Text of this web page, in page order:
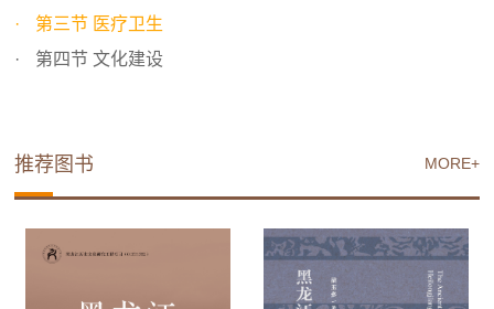
第三节 医疗卫生
第四节 文化建设
MORE+
推荐图书